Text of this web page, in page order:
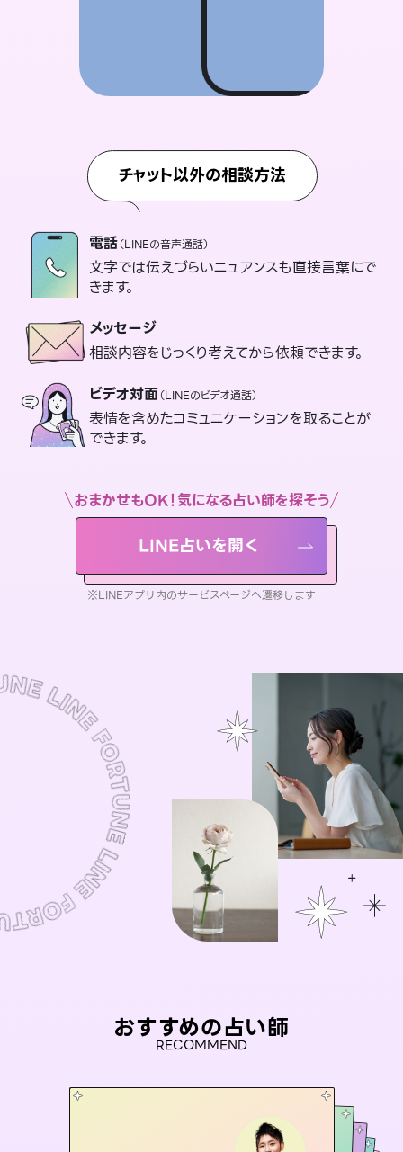
チャット以外の相談方法
電話（LINEの音声通話）
文字では伝えづらいニュアンスも直接言葉にで
きます。
メッセージ
相談内容をじっくり考えてから依頼できます。
ビデオ対面（LINEのビデオ通話）
表情を含めたコミュニケーションを取ることが
できます。
おまかせもOK！気になる占い師を探そう
LINE占いを開く
※LINEアプリ内のサービスページへ遷移します
おすすめの占い師
RECOMMEND